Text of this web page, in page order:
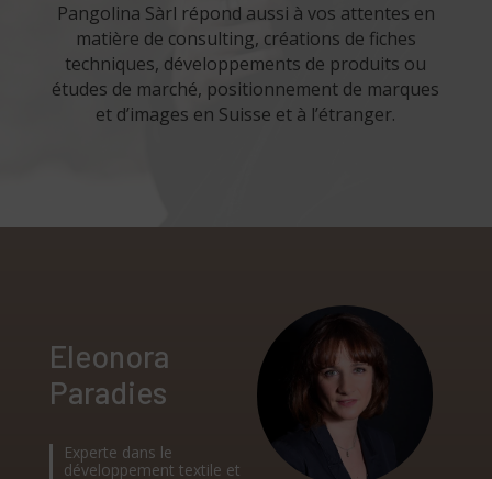
Pangolina Sàrl répond aussi à vos attentes en
matière de consulting, créations de fiches
techniques, développements de produits ou
études de marché, positionnement de marques
et d’images en Suisse et à l’étranger.
Eleonora
Paradies
Experte dans le
développement textile et